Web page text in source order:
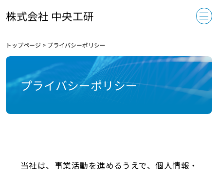
株式会社 中央工研
トップページ > プライバシーポリシー
プライバシーポリシー
当社は、事業活動を進めるうえで、個人情報・